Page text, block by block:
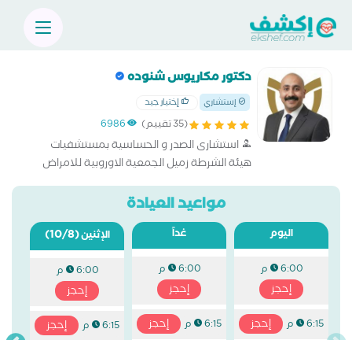
دكتور مكاريوس شنوده
إستشاري إختيار جيد
(35 تقييم) 6986
استشارى الصدر و الحساسية بمستشفيات
هيئة الشرطة زميل الجمعية الاوروبية للامراض
الصدرية د.زمالة مصرية بالامراض الصدرية
مواعيد العيادة
اليوم
6:00 م
إحجز
6:15 م إحجز
غداً
6:00 م
إحجز
6:15 م إحجز
الإثنين(10/8)
6:00 م
إحجز
6:15 م إحجز